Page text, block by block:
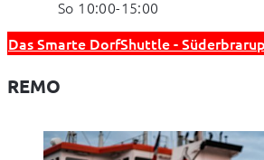
So 10:00-15:00
Das Smarte DorfShuttle -
REMO